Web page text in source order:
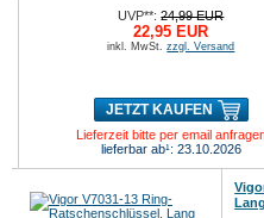
UVP**:24,99 EUR
22,95 EUR
inkl. MwSt.zzgl. Versand
JETZT KAUFEN
Lieferzeit bitte per email
lieferbar ab¹: 23.10.2026
Lang